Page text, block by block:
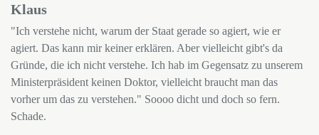
Klaus
"Ich verstehe nicht, warum der Staat gerade so agiert, wie er
agiert. Das kann mir keiner erklären. Aber vielleicht gibt's da
Gründe, die ich nicht verstehe. Ich hab im Gegensatz zu unserem
Ministerpräsident keinen Doktor, vielleicht braucht man das
vorher um das zu verstehen." Soooo dicht und doch so fern.
Schade.